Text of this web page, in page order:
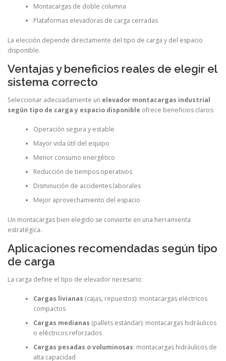
Montacargas de doble columna
Plataformas elevadoras de carga cerradas
La elección depende directamente del tipo de carga y del espacio
disponible.
Ventajas y beneficios reales de elegir el
sistema correcto
Seleccionar adecuadamente un elevador montacargas industrial
según tipo de carga y espacio disponible ofrece beneficios claros:
Operación segura y estable
Mayor vida útil del equipo
Menor consumo energético
Reducción de tiempos operativos
Disminución de accidentes laborales
Mejor aprovechamiento del espacio
Un montacargas bien elegido se convierte en una herramienta
estratégica.
Aplicaciones recomendadas según tipo
de carga
La carga define el tipo de elevador necesario:
Cargas livianas (cajas, repuestos): montacargas eléctricos
compactos
Cargas medianas (pallets estándar): montacargas hidráulicos
o eléctricos reforzados
Cargas pesadas o voluminosas: montacargas hidráulicos de
alta capacidad